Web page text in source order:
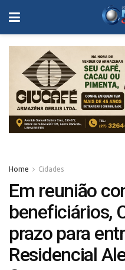
Home Cidades
Em reunião
beneficiários,
prazo para
Residencial